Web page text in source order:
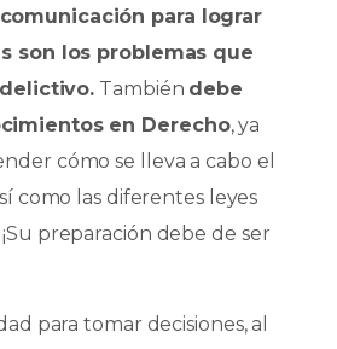
para lograr
son los problemas que
También debe
en Derecho, ya
cómo se lleva a cabo el
como las diferentes leyes
preparación debe de ser
para tomar decisiones, al